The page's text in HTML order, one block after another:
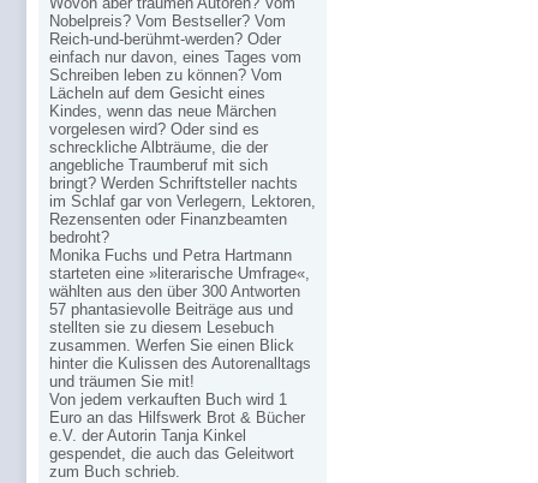
Nobelpreis? Vom Bestseller? Vom
Reich-und-berühmt-werden? Oder
einfach nur davon, eines Tages vom
Schreiben leben zu können? Vom
Lächeln auf dem Gesicht eines
Kindes, wenn das neue Märchen
vorgelesen wird? Oder sind es
schreckliche Albträume, die der
angebliche Traumberuf mit sich
bringt? Werden Schriftsteller nachts
im Schlaf gar von Verlegern, Lektoren,
Rezensenten oder Finanzbeamten
bedroht?
Monika Fuchs und Petra Hartmann
starteten eine »literarische Umfrage«,
wählten aus den über 300 Antworten
57 phantasievolle Beiträge aus und
stellten sie zu diesem Lesebuch
zusammen. Werfen Sie einen Blick
hinter die Kulissen des Autorenalltags
und träumen Sie mit!
Von jedem verkauften Buch wird 1
Euro an das Hilfswerk Brot & Bücher
e.V. der Autorin Tanja Kinkel
gespendet, die auch das Geleitwort
zum Buch schrieb.